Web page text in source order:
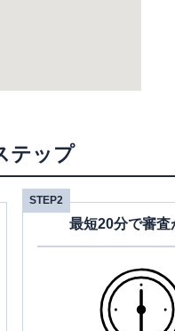
テップ
STEP2
最短20分で審査